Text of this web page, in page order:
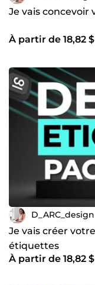
votre vision en
priorité absolue.
discuter en détail
Je suis impatiente
projet.
Je vais concevoir
À partir de 18,82
D_ARC_design
Je vais créer
étiquettes
À partir de 18,82